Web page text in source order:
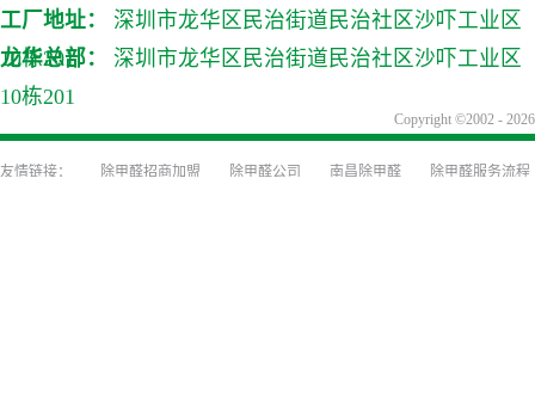
工厂地址：
深圳市龙华区民治街道民治社区沙吓工业区
10栋201
龙华总部：
深圳市龙华区民治街道民治社区沙吓工业区
10栋201
Copyright ©2002 -
除甲醛招商加盟 除甲醛公司 南昌除甲醛 除甲醛服务流程